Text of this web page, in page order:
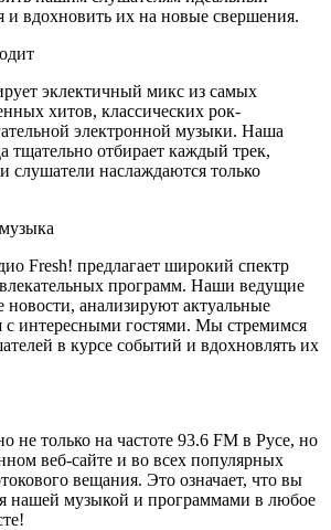
и вдохновить их на новые свершения.
эклектичный микс из самых
хитов, классических рок-
электронной музыки. Наша
тщательно отбирает каждый трек,
слушатели наслаждаются только
Fresh! предлагает широкий спектр
программ. Наши ведущие
анализируют актуальные
с интересными гостями. Мы стремимся
в курсе событий и вдохновлять их
не только на частоте 93.6 FM в Русе, но
веб-сайте и во всех популярных
вещания. Это означает, что вы
нашей музыкой и программами в любое